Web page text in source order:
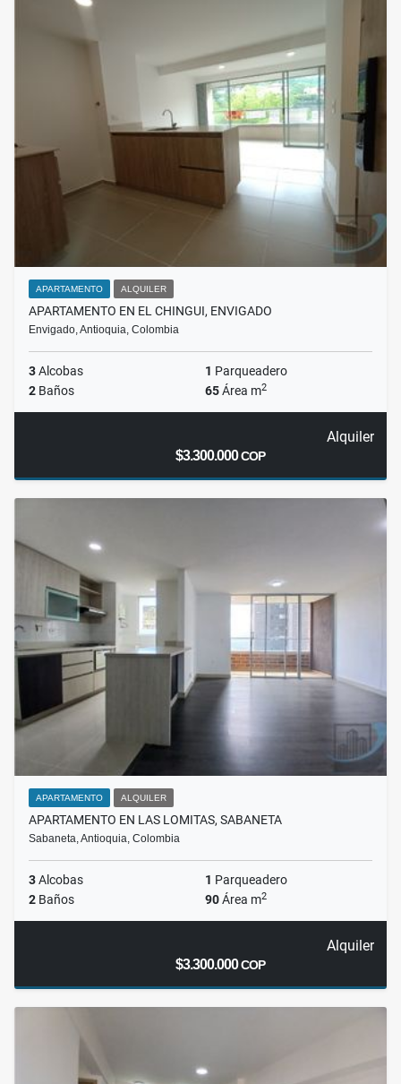
APARTAMENTO ALQUILER
APARTAMENTO EN EL CHINGUI, ENVIGADO
Envigado, Antioquia, Colombia
3Alcobas 1 Parqueadero
2 Baños 65Área m2
Alquiler
$3.300.000COP
APARTAMENTO ALQUILER
APARTAMENTO EN LAS LOMITAS, SABANETA
Sabaneta, Antioquia, Colombia
3Alcobas 1 Parqueadero
2 Baños 90Área m2
Alquiler
$3.300.000COP